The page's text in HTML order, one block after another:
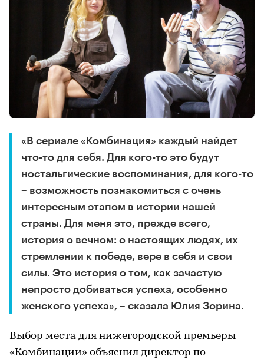
«В сериале «Комбинация» каждый найдет
что-то для себя. Для кого-то это будут
ностальгические воспоминания, для кого-то
– возможность познакомиться с очень
интересным этапом в истории нашей
страны. Для меня это, прежде всего,
история о вечном: о настоящих людях, их
стремлении к победе, вере в себя и свои
силы. Это история о том, как зачастую
непросто добиваться успеха, особенно
женского успеха», – сказала Юлия Зорина.
Выбор места для нижегородской премьеры
«Комбинации» объяснил директор по